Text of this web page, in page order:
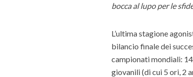
bocca al lupo per le
L’ultima stagione
bilancio finale dei
campionati mondiali:
giovanili (di cui 5 ori, 2